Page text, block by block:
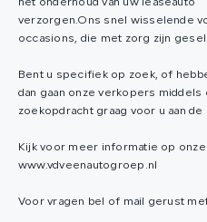
het onderhoud van uw leaseauto
verzorgen.Ons snel wisselende
occasions, die met zorg zijn
Bent u specifiek op zoek, of
dan gaan onze verkopers middels
zoekopdracht graag voor u aan de
Kijk voor meer informatie op
www.vdveenautogroep.nl
Voor vragen bel of mail gerust